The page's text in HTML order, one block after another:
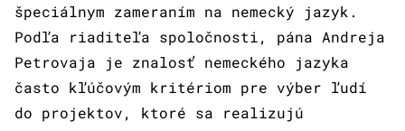
špeciálnym zameraním na nemecký jazyk.
Podľa riaditeľa spoločnosti, pána Andreja
Petrovaja je znalosť nemeckého jazyka
často kľúčovým kritériom pre výber ľudí
do projektov, ktoré sa realizujú